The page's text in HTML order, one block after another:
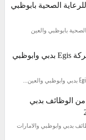
الصحية بابوظبي
بابوظبي والعين
45 وظيفة شاغرة في شركة Egis بدبي وابوظبي
الوظائف بدبي
بدبي وابوظبي والامارات